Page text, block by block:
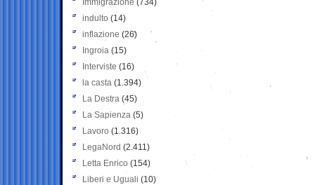
Immigrazione (734)
indulto (14)
inflazione (26)
Ingroia (15)
Interviste (16)
la casta (1.394)
La Destra (45)
La Sapienza (5)
Lavoro (1.316)
LegaNord (2.411)
Letta Enrico (154)
Liberi e Uguali (10)